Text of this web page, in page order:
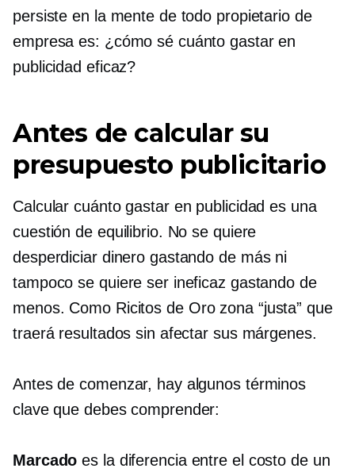
persiste en la mente de todo propietario de
empresa es: ¿cómo sé cuánto gastar en
publicidad eficaz?
Antes de calcular su
presupuesto publicitario
Calcular cuánto gastar en publicidad es una
cuestión de equilibrio. No se quiere
desperdiciar dinero gastando de más ni
tampoco se quiere ser ineficaz gastando de
menos. Como Ricitos de Orozona “justa” que
traerá resultados sin afectar sus márgenes.
Antes de comenzar, hay algunos términos
clave que debes comprender:
Marcado es la diferencia entre el costo de un